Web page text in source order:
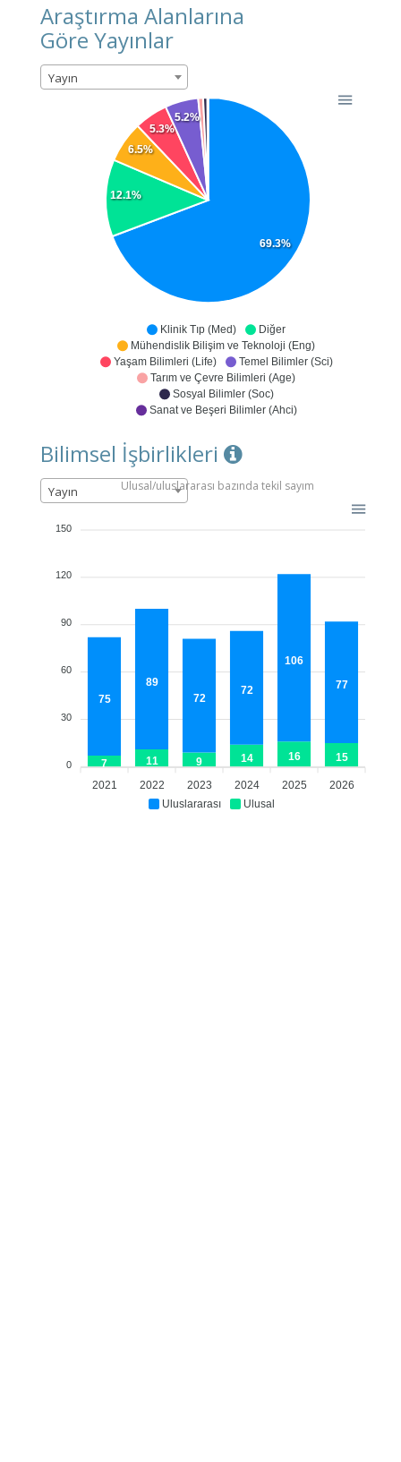
Araştırma Alanlarına
Göre Yayınlar
Yayın
Klinik Tıp (Med)
Diğer
Mühendislik Bilişim ve Teknoloji (Eng)
Yaşam Bilimleri (Life)
Temel Bilimler (Sci)
Tarım ve Çevre Bilimleri (Age)
Sosyal Bilimler (Soc)
Sanat ve Beşeri Bilimler (Ahci)
69.3%
12.1%
6.5%
5.3%
5.2%
Bilimsel İşbirlikleri
Yayın Ulusal/uluslararası bazında tekil sayım
Uluslararası Ulusal
2021 2022 2023 2024 2025 2026
7 11 9 14 16 15
75
89
72
72
106
77
150
120
90
60
30
0